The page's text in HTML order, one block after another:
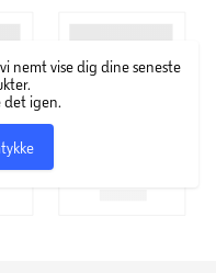
nemt vise dig dine seneste
det igen.